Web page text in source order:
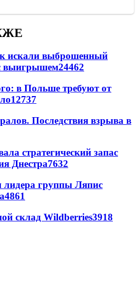
искали выброшенный
выигрышем24462
в Польше требуют от
12737
Последствия взрыва в
стратегический запас
Днестра7632
лидера группы Ляпис
4861
склад Wildberries3918